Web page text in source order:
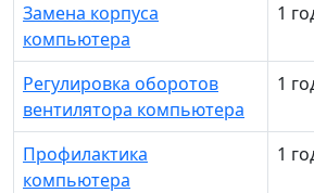
Замена корпуса
компьютера
1
Регулировка оборотов
вентилятора компьютера
1
Профилактика
компьютера
1